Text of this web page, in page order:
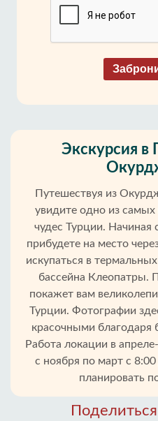
Окурджалар
Алании
Экскурсия в
Путешествуя из
увидите одно из
чудес Турции. Начиная
прибудете на место
искупаться в
бассейна Клеопатры.
покажет вам
Турции. Фотографии
красочными
Работа локации в
с ноября по март с
планировать